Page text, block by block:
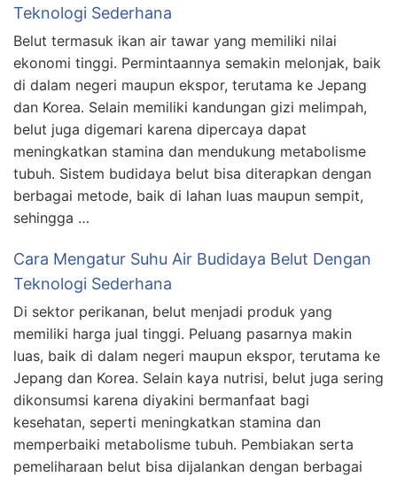
Teknologi Sederhana
Belut termasuk ikan air tawar yang memiliki nilai
ekonomi tinggi. Permintaannya semakin melonjak, baik
di dalam negeri maupun ekspor, terutama ke Jepang
dan Korea. Selain memiliki kandungan gizi melimpah,
belut juga digemari karena dipercaya dapat
meningkatkan stamina dan mendukung metabolisme
tubuh. Sistem budidaya belut bisa diterapkan dengan
berbagai metode, baik di lahan luas maupun sempit,
sehingga …
Cara Mengatur Suhu Air Budidaya Belut Dengan
Teknologi Sederhana
Di sektor perikanan, belut menjadi produk yang
memiliki harga jual tinggi. Peluang pasarnya makin
luas, baik di dalam negeri maupun ekspor, terutama ke
Jepang dan Korea. Selain kaya nutrisi, belut juga sering
dikonsumsi karena diyakini bermanfaat bagi
kesehatan, seperti meningkatkan stamina dan
memperbaiki metabolisme tubuh. Pembiakan serta
pemeliharaan belut bisa dijalankan dengan berbagai